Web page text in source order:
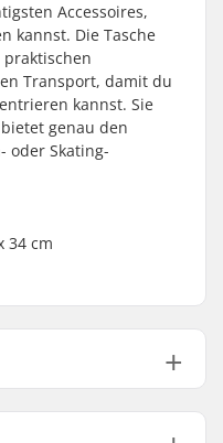
Accessoires,
kannst. Die Tasche
Transport, damit du
kannst. Sie
genau den
oder Skating-
34 cm
boot bag